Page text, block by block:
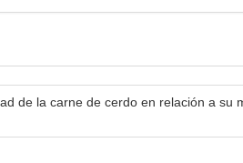
de la carne de cerdo en relación a su